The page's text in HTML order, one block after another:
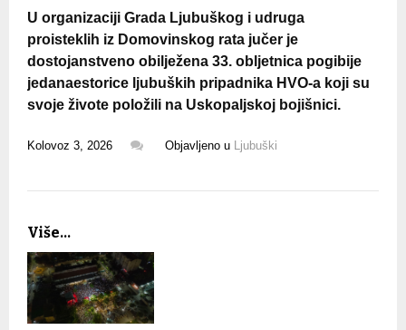
U organizaciji Grada Ljubuškog i udruga
proisteklih iz Domovinskog rata jučer je
dostojanstveno obilježena 33. obljetnica pogibije
jedanaestorice ljubuških pripadnika HVO-a koji su
svoje živote položili na Uskopaljskoj bojišnici.
Kolovoz 3, 2026 Objavljeno u Ljubuški
Više...